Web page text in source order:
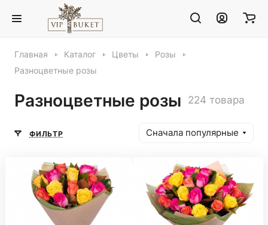
Главная Каталог Цветы
Розы
Разноцветные розы
Разноцветные розы 224 товара
ФИЛЬТР Сначала популярные